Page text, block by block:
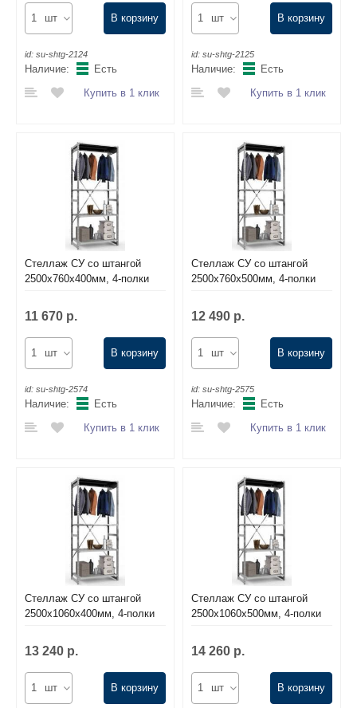
шт В корзину
id: su-shtg-2124
Наличие:
Есть
Купить в 1 клик
шт В корзину
id: su-shtg-2125
Наличие:
Есть
Купить в 1 клик
Стеллаж СУ со штангой
2500х760х400мм, 4-полки
11 670 р.
шт В корзину
id: su-shtg-2574
Наличие:
Есть
Купить в 1 клик
Стеллаж СУ со штангой
2500х760х500мм, 4-полки
12 490 р.
шт В корзину
id: su-shtg-2575
Наличие:
Есть
Купить в 1 клик
Стеллаж СУ со штангой
2500х1060х400мм, 4-полки
13 240 р.
шт В корзину
Стеллаж СУ со штангой
2500х1060х500мм, 4-полки
14 260 р.
шт В корзину